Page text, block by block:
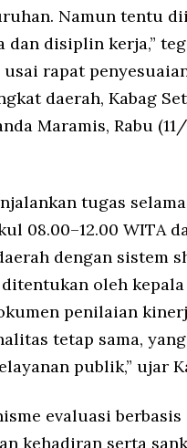
Namun tentu
disiplin kerja,”
rapat
daerah, Kabag
Maramis, Rabu
tugas
08.00–12.00 WITA
dengan sistem
oleh
penilaian
tetap sama, yang
publik,” ujar
evaluasi
kehadiran serta